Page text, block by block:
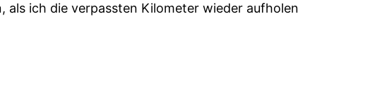
ich die verpassten Kilometer wieder aufholen